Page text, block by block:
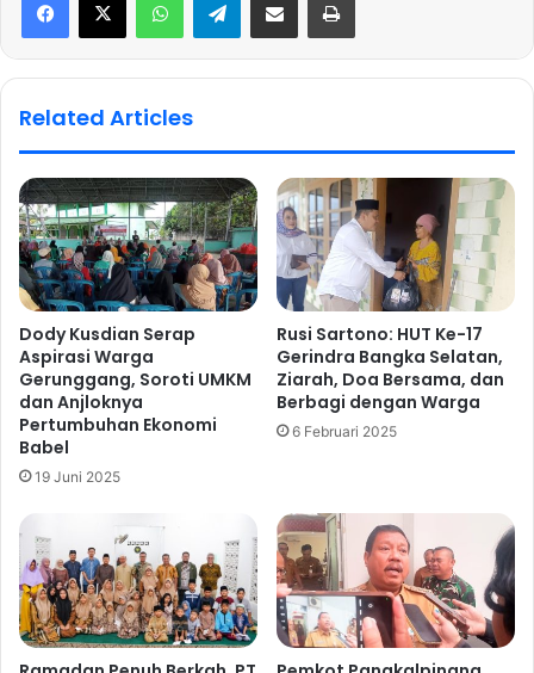
Related Articles
Dody Kusdian Serap
Aspirasi Warga
Gerunggang, Soroti UMKM
dan Anjloknya
Pertumbuhan Ekonomi
Babel
19 Juni 2025
Rusi Sartono: HUT Ke-17
Gerindra Bangka Selatan,
Ziarah, Doa Bersama, dan
Berbagi dengan Warga
6 Februari 2025